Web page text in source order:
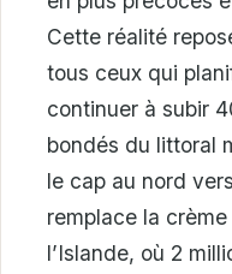
Cette réalité
tous ceux qui
continuer à subir
bondés du littoral
le cap au nord
remplace la
l’Islande, où 2